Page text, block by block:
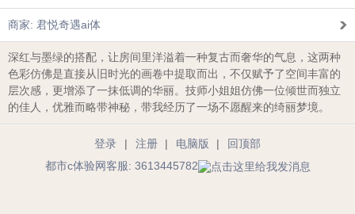
商家: 君悦奇遇ai体
深红与墨绿的搭配，让房间里洋溢着一种复古而奢华的气息，这两种
色彩仿佛是直接从旧时光的画卷中提取而出，不仅赋予了空间丰富的
层次感，更增添了一抹低调的华丽。技师小姐姐仿佛一位倾世而独立
的佳人，优雅而略带神秘，带我经历了一场不愿醒来的绮丽梦境。
登录 | 注册 | 电脑版 |
回顶部
都市c体验网客服: 3613445782